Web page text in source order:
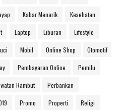
Kabar Menarik Kesehatan
Laptop Liburan Lifestyle
Mobil Online Shop Otomotif
Pembayaran Online Pemilu
Rambut Perbankan
Promo Properti Religi